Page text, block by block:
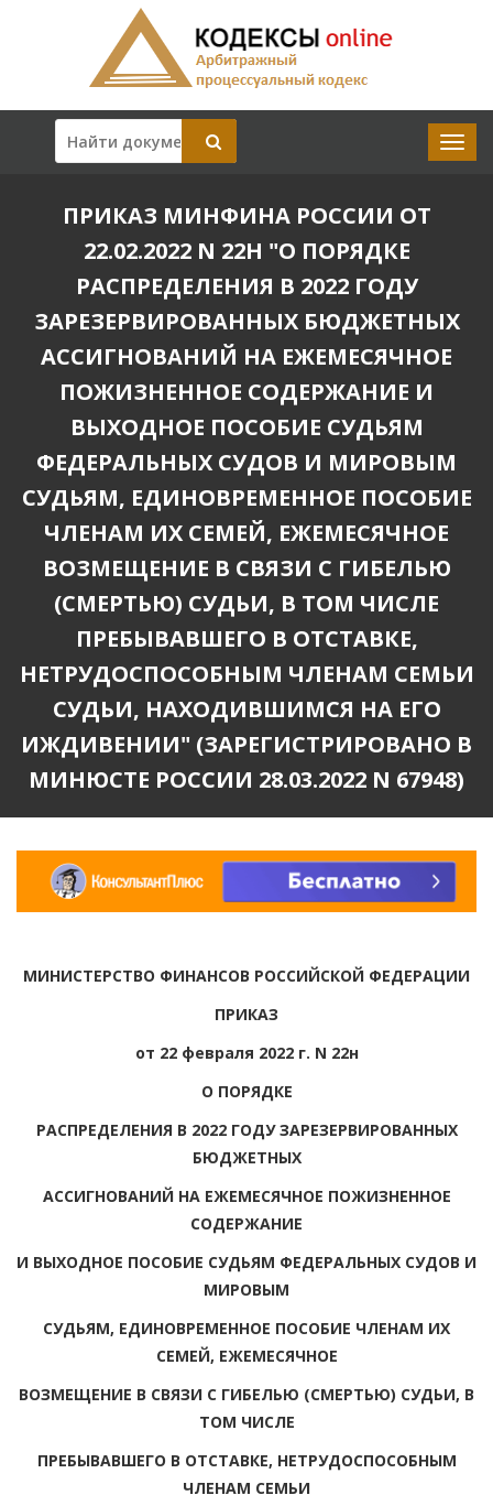
ПРИКАЗ МИНФИНА РОССИИ ОТ
22.02.2022 N 22Н "О ПОРЯДКЕ
РАСПРЕДЕЛЕНИЯ В 2022 ГОДУ
ЗАРЕЗЕРВИРОВАННЫХ БЮДЖЕТНЫХ
АССИГНОВАНИЙ НА ЕЖЕМЕСЯЧНОЕ
ПОЖИЗНЕННОЕ СОДЕРЖАНИЕ И
ВЫХОДНОЕ ПОСОБИЕ СУДЬЯМ
ФЕДЕРАЛЬНЫХ СУДОВ И МИРОВЫМ
СУДЬЯМ, ЕДИНОВРЕМЕННОЕ ПОСОБИЕ
ЧЛЕНАМ ИХ СЕМЕЙ, ЕЖЕМЕСЯЧНОЕ
ВОЗМЕЩЕНИЕ В СВЯЗИ С ГИБЕЛЬЮ
(СМЕРТЬЮ) СУДЬИ, В ТОМ ЧИСЛЕ
ПРЕБЫВАВШЕГО В ОТСТАВКЕ,
НЕТРУДОСПОСОБНЫМ ЧЛЕНАМ СЕМЬИ
СУДЬИ, НАХОДИВШИМСЯ НА ЕГО
ИЖДИВЕНИИ" (ЗАРЕГИСТРИРОВАНО В
МИНЮСТЕ РОССИИ 28.03.2022 N 67948)
МИНИСТЕРСТВО ФИНАНСОВ РОССИЙСКОЙ ФЕДЕРАЦИИ
ПРИКАЗ
от 22 февраля 2022 г. N 22н
О ПОРЯДКЕ
РАСПРЕДЕЛЕНИЯ В 2022 ГОДУ ЗАРЕЗЕРВИРОВАННЫХ
БЮДЖЕТНЫХ
АССИГНОВАНИЙ НА ЕЖЕМЕСЯЧНОЕ ПОЖИЗНЕННОЕ
СОДЕРЖАНИЕ
И ВЫХОДНОЕ ПОСОБИЕ СУДЬЯМ ФЕДЕРАЛЬНЫХ СУДОВ И
МИРОВЫМ
СУДЬЯМ, ЕДИНОВРЕМЕННОЕ ПОСОБИЕ ЧЛЕНАМ ИХ
СЕМЕЙ, ЕЖЕМЕСЯЧНОЕ
ВОЗМЕЩЕНИЕ В СВЯЗИ С ГИБЕЛЬЮ (СМЕРТЬЮ) СУДЬИ, В
ТОМ ЧИСЛЕ
ПРЕБЫВАВШЕГО В ОТСТАВКЕ, НЕТРУДОСПОСОБНЫМ
ЧЛЕНАМ СЕМЬИ